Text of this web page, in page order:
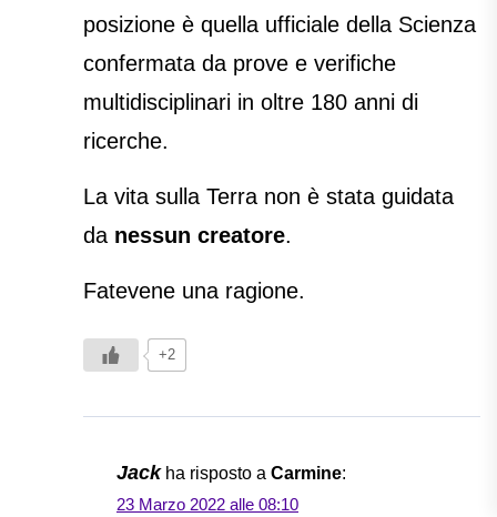
posizione è quella ufficiale della Scienza
confermata da prove e verifiche
multidisciplinari in oltre 180 anni di
ricerche.
La vita sulla Terra non è stata guidata
da nessun creatore.
Fatevene una ragione.
+2
Jack ha risposto a Carmine:
23 Marzo 2022 alle 08:10